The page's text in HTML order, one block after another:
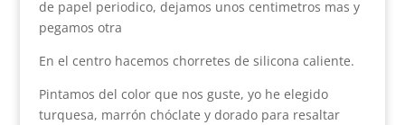
de papel periodico, dejamos unos centimetros mas y
pegamos otra
En el centro hacemos chorretes de silicona caliente.
Pintamos del color que nos guste, yo he elegido
turquesa, marrón chóclate y dorado para resaltar